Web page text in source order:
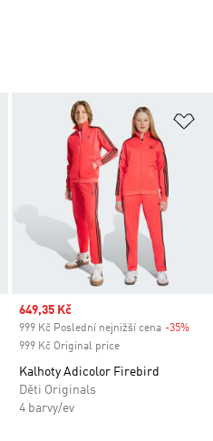
Přidat do seznamu přání
Sale price
649,35 Kč
999 Kč Poslední nejnižší cena -35%
999 Kč Original price
Kalhoty Adicolor Firebird
Děti Originals
4 barvy/ev